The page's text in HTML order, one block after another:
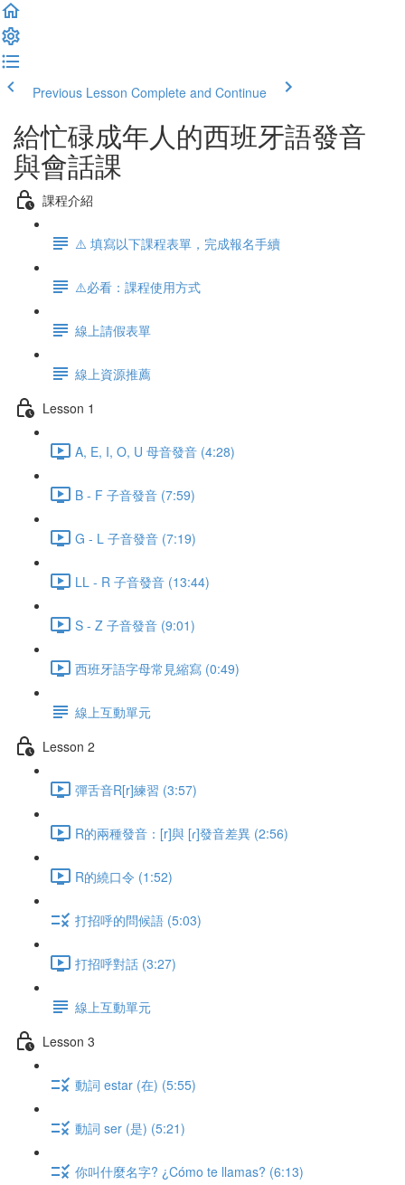
Previous Lesson Complete and Continue
給忙碌成年人的西班牙語發音
與會話課
課程介紹
⚠️ 填寫以下課程表單，完成報名手續
⚠️必看：課程使用方式
線上請假表單
線上資源推薦
Lesson 1
A, E, I, O, U 母音發音 (4:28)
B - F 子音發音 (7:59)
G - L 子音發音 (7:19)
LL - R 子音發音 (13:44)
S - Z 子音發音 (9:01)
西班牙語字母常見縮寫 (0:49)
線上互動單元
Lesson 2
彈舌音R[r]練習 (3:57)
R的兩種發音：[r]與 [ɾ]發音差異 (2:56)
R的繞口令 (1:52)
打招呼的問候語 (5:03)
打招呼對話 (3:27)
線上互動單元
Lesson 3
動詞 estar (在) (5:55)
動詞 ser (是) (5:21)
你叫什麼名字? ¿Cómo te llamas? (6:13)